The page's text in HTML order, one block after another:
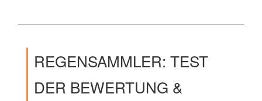
REGENSAMMLER: TEST
DER BEWERTUNG &